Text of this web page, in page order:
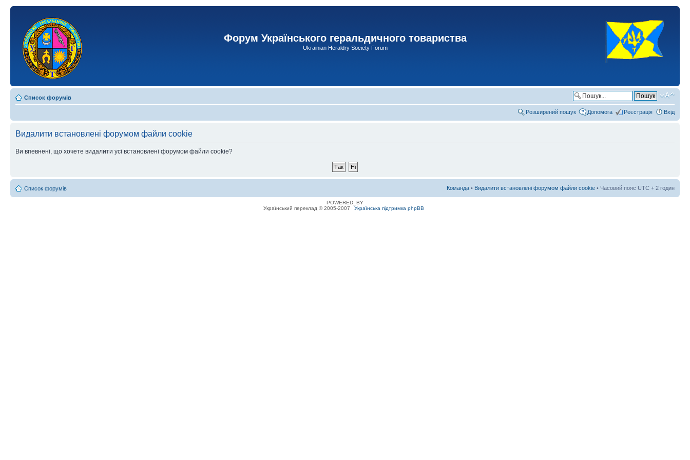
Форум Українського геральдичного товариства
Ukrainian Heraldry Society Forum
Список форумів
Розширений пошук Допомога Реєстрація Вхід
Видалити встановлені форумом файли cookie
Ви впевнені, що хочете видалити усі встановлені форумом файли cookie?
Список форумів Команда • Видалити встановлені форумом файли cookie • Часовий пояс UTC + 2 годин
POWERED_BY
Український переклад © 2005-2007
Українська підтримка phpBB